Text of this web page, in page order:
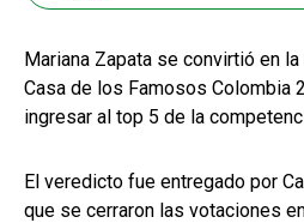
Mariana Zapata se convirtió en
Casa de los Famosos Colombia
ingresar al top 5 de la
El veredicto fue entregado por
que se cerraron las votaciones